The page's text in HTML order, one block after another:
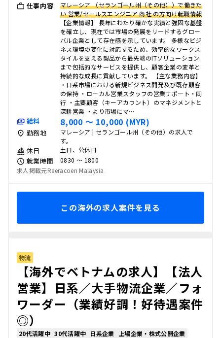
仕事内容
マレーシア （セランゴール州（その他））で働きた
い 営業/セールスエンジニア 商社 の方向け転職情報
【企業情報】 長年にわたり確かな実績と強固な基盤
を確立し、現在では市場の発展をリードするグロー
バル企業として存在感を示しています。 多様なビジ
ネス環境の変化に対応するため、効率的なワークス
タイルを支える製品から最先端のITソリューション
まで包括的なサービスを提供し、顧客企業の変革と
持続的な成長に貢献しています。 【主な業務内容】
・日系市場における新規ビジネス開発及び既存顧客
の保持 ・ローカル営業スタッフの営業サポート・同
行 ・主要顧客（キーアカウント）のマネジメントと
深耕営業 ・より市場にマ…
給料 8,000 〜 10,000 (MYR)
勤務地
マレーシア | セランゴール州（その他）の求人で
す。
休日 土日、公休日
就業時間
0830 〜 1800
求人掲載元Reeracoen Malaysia
この海外の求人案件を見る
物流
【海外でベトナムの求人】【法人
営業】日系／大手物流企業／フォ
ワーダー（業績好調！好待遇案件
◎）
20代活躍中 30代活躍中 日系企業
上場企業・株式公開企業